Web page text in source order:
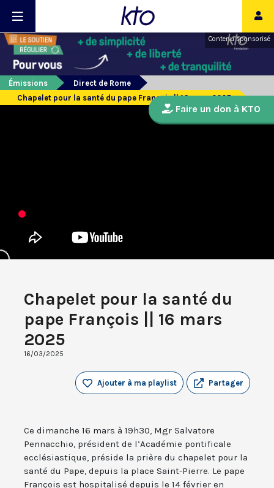
Contenu sponsorisé
Émissions
Direct de Rome
Chapelet pour la santé du pape François || 16 mars 2025
Chapelet pour la santé du
pape François || 16 mars
2025
16/03/2025
Partager
Ajouter à ma playlist
Ce dimanche 16 mars à 19h30, Mgr Salvatore
Pennacchio, président de l’Académie pontificale
ecclésiastique, préside la prière du chapelet pour la
santé du Pape, depuis la place Saint-Pierre. Le pape
François est hospitalisé depuis le 14 février en
Faire un don à KTO